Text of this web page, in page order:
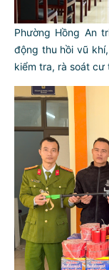
Phường Hồng An
động thu hồi vũ
kiểm tra, rà soát cư